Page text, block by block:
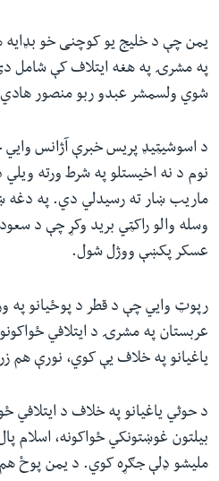
یمن چې د خلیج یو کوچنی خو
په مشرۍ په هغه ایتلاف کې شامل
شوي ولسمشر عبدو ربو منصور
د اسوشیټیډ پریس خبرې آژانس
نوم د نه اخیستلو په شرط ورته
ماریب ښار ته رسیدلي دي. په دغه
عسکر پکښې ووژل شول.
رپوټ وایي چې د قطر د پوځیانو په
عربستان په مشرۍ د ایتلافي
یاغیانو په خلاف یې کوي، نورې هم
د حوثي یاغیانو په خلاف د ایتلافي
بیلتون غوښتونکي ځواکونه، اسلام
ملیشو ډلې جګړه کوي. د یمن پوځ